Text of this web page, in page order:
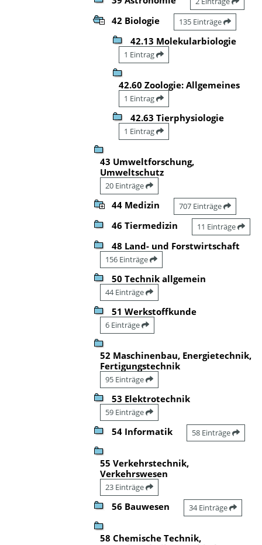
42 Biologie 135 Einträge
42.13 Molekularbiologie
1 Eintrag
42.60 Zoologie: Allgemeines
1 Eintrag
42.63 Tierphysiologie
1 Eintrag
43 Umweltforschung,
Umweltschutz
20 Einträge
44 Medizin 707 Einträge
46 Tiermedizin 11 Einträge
48 Land- und Forstwirtschaft
156 Einträge
50 Technik allgemein
44 Einträge
51 Werkstoffkunde
6 Einträge
52 Maschinenbau, Energietechnik,
Fertigungstechnik
95 Einträge
53 Elektrotechnik
59 Einträge
54 Informatik 58 Einträge
55 Verkehrstechnik,
Verkehrswesen
23 Einträge
56 Bauwesen 34 Einträge
58 Chemische Technik,